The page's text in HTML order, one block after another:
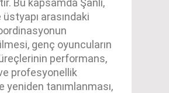
Bu kapsamda Şanlı,
üstyapı arasındaki
genç oyuncuların
performans,
profesyonellik
yeniden tanımlanması,